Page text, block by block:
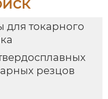
для токарного
резцов